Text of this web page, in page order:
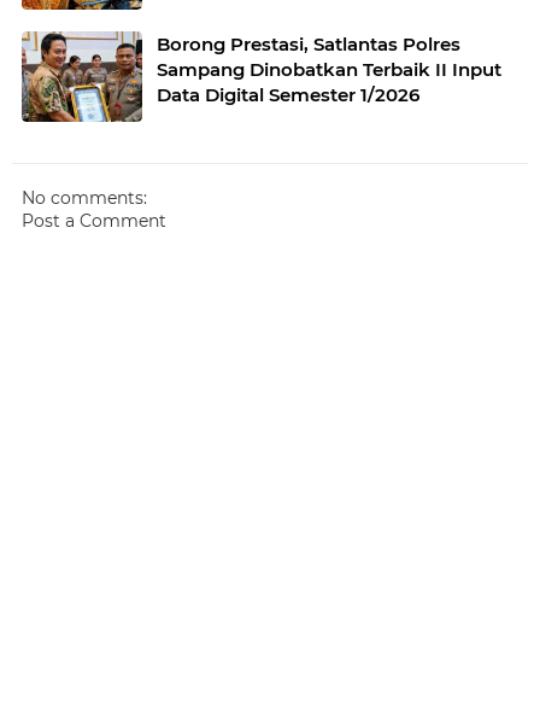
Borong Prestasi, Satlantas Polres
Sampang Dinobatkan Terbaik II Input
Data Digital Semester 1/2026
No comments:
Post a Comment